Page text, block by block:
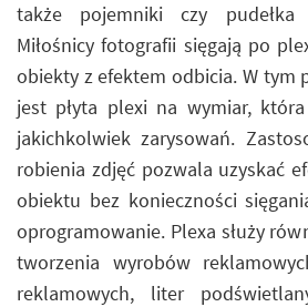
także pojemniki czy
Miłośnicy fotografii sięgają po
obiekty z efektem odbicia. W tym
jest płyta plexi na wymiar,
jakichkolwiek zarysowań.
robienia zdjęć pozwala uzyskać
obiektu bez konieczności
oprogramowanie. Plexa służy
tworzenia wyrobów
reklamowych, liter